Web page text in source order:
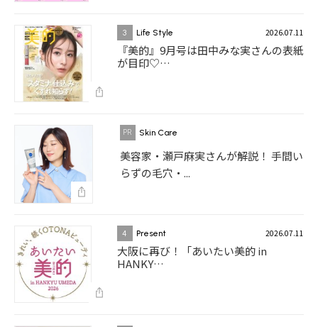
3 Life Style 2026.07.11
『美的』9月号は田中みな実さんの表紙
が目印♡…
Skin Care
美容家・瀬戸麻実さんが解説！ 手間い
らずの毛穴・...
4 Present 2026.07.11
大阪に再び！「あいたい美的 in
HANKY…